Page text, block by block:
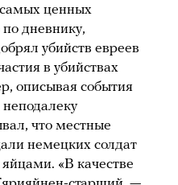
ценных
дневнику,
убийств евреев
в убийствах
описывая события
что местные
немецких солдат
«В качестве